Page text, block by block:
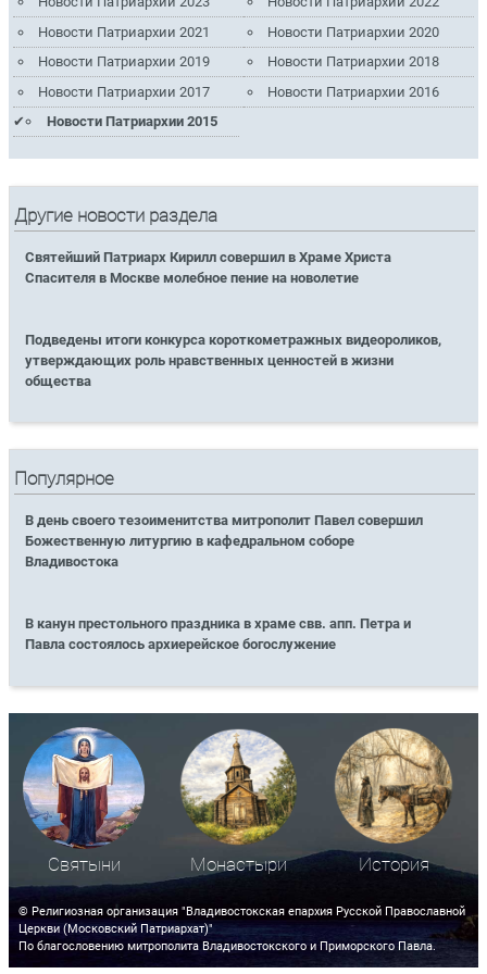
Новости Патриархии 2021
Новости Патриархии 2020
Новости Патриархии 2019
Новости Патриархии 2018
Новости Патриархии 2017
Новости Патриархии 2016
Новости Патриархии 2015
Другие новости раздела
Святейший Патриарх Кирилл совершил в Храме Христа
Спасителя в Москве молебное пение на новолетие
Подведены итоги конкурса короткометражных видеороликов,
утверждающих роль нравственных ценностей в жизни
общества
Популярное
В день своего тезоименитства митрополит Павел совершил
Божественную литургию в кафедральном соборе
Владивостока
В канун престольного праздника в храме свв. апп. Петра и
Павла состоялось архиерейское богослужение
Святыни Монастыри История
© Религиозная организация "Владивостокская епархия Русской Православной
Церкви (Московский Патриархат)"
По благословению митрополита Владивостокского и Приморского Павла.